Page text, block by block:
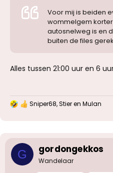
Voor mij is beiden
wommelgem
autosnelweg is en
buiten de files
Alles tussen 21:00 uur en 6
W
e
r
Sniper68,Stieren Mulan
G gordongekkos
Wandelaar